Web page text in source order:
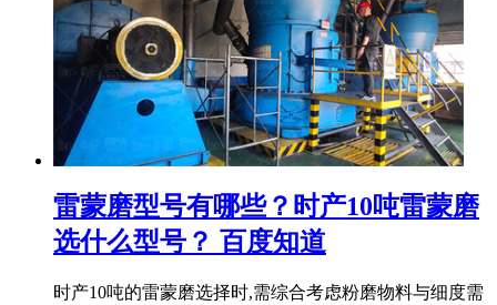
雷蒙磨型号有哪些？时产10吨雷蒙磨
选什么型号？ 百度知道
时产10吨的雷蒙磨选择时,需综合考虑粉磨物料与细度需